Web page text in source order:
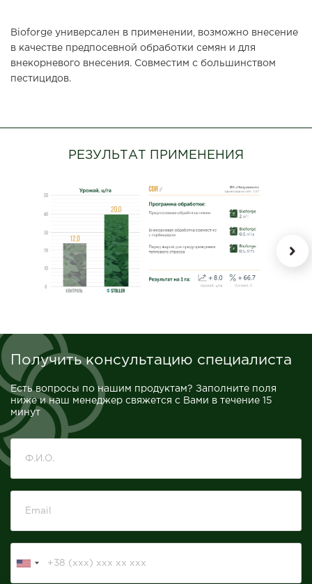
Bioforge универсален в применении, возможно внесение
в качестве предпосевной обработки семян и для
внекорневого внесения. Совместим с большинством
пестицидов.
РЕЗУЛЬТАТ ПРИМЕНЕНИЯ
Получить консультацию специалиста
Есть вопросы по нашим продуктам? Заполните поля
ниже и наш менеджер свяжется с Вами в течение 15
минут